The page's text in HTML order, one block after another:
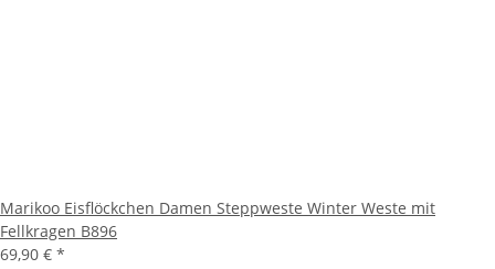
Marikoo Eisflöckchen Damen Steppweste Winter Weste mit
Fellkragen B896
69,90 € *